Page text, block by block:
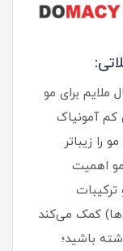
برای مو
آمونیاک
زیباتر
اهمیت
کمک می‌کند
باشید؛